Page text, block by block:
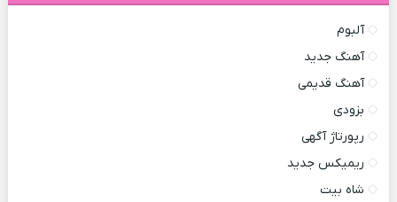
آلبوم
آهنگ جدید
آهنگ قدیمی
بزودی
رپورتاژ آگهی
ریمیکس جدید
شاه بیت